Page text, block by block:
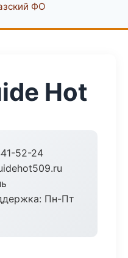
ФО
Hot
52-24
Пн-Пт